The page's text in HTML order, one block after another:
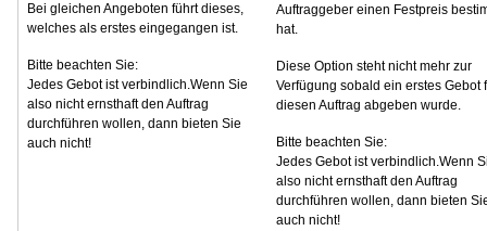
Bei gleichen Angeboten führt dieses,
welches als erstes eingegangen ist.
Bitte beachten Sie:
Jedes Gebot ist verbindlich.Wenn Sie
also nicht ernsthaft den Auftrag
durchführen wollen, dann bieten Sie
auch nicht!
Auftraggeber einen Festpreis
hat.
Diese Option steht nicht mehr zur
Verfügung sobald ein erstes Gebot
diesen Auftrag abgeben wurde.
Bitte beachten Sie:
Jedes Gebot ist verbindlich.Wenn
also nicht ernsthaft den Auftrag
durchführen wollen, dann bieten
auch nicht!